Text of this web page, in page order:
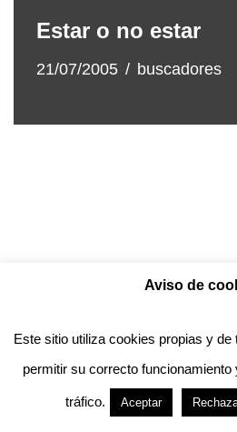
Estar o no estar
21/07/2005 buscadores
Política de
Anotado funciona gracias
diseño del
Aviso de
Este sitio utiliza cookies propias y
permitir su correcto
tráfico. Aceptar